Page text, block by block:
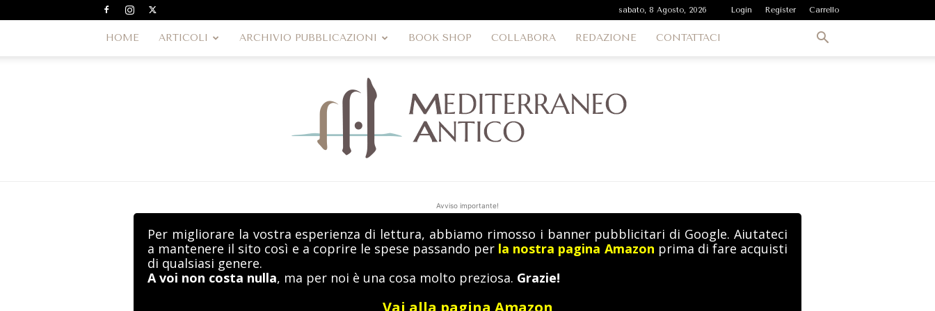
sabato, 8 Agosto, 2026 Login Register Carrello
HOME ARTICOLI ARCHIVIO PUBBLICAZIONI BOOK SHOP COLLABORA REDAZIONE CONTATTACI
MediterraneoAntico
Avviso importante!
Per migliorare la vostra esperienza di lettura, abbiamo rimosso i banner pubblicitari di Google. Aiutateci
a mantenere il sito così e a coprire le spese passando per la nostra pagina Amazon prima di fare acquisti
di qualsiasi genere.
A voi non costa nulla, ma per noi è una cosa molto preziosa. Grazie!
Vai alla pagina Amazon